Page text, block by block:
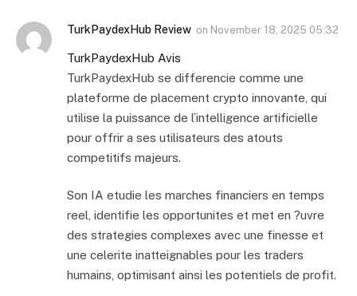
TurkPaydexHub Review on November 18, 2025 05:32
TurkPaydexHub Avis
TurkPaydexHub se differencie comme une
plateforme de placement crypto innovante, qui
utilise la puissance de l’intelligence artificielle
pour offrir a ses utilisateurs des atouts
competitifs majeurs.
Son IA etudie les marches financiers en temps
reel, identifie les opportunites et met en ?uvre
des strategies complexes avec une finesse et
une celerite inatteignables pour les traders
humains, optimisant ainsi les potentiels de profit.